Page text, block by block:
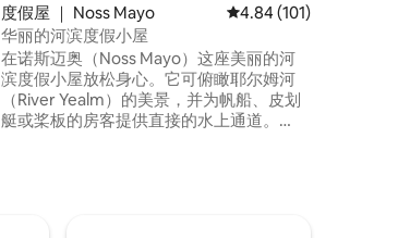
度假屋 ｜ Noss Mayo 平均评分 4.84 分（满
4.84 (101)
华丽的河滨度假小屋
在诺斯迈奥（Noss Mayo）这座美丽的河
滨度假小屋放松身心。它可俯瞰耶尔姆河
（River Yealm）的美景，并为帆船、皮划
艇或桨板的房客提供直接的水上通道。